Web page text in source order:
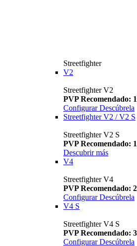
Streetfighter
V2
Streetfighter V2
PVP Recomendado:
Configurar Descúbrela
Streetfighter V2 / V2 S
Streetfighter V2 S
PVP Recomendado:
Descubrir más
V4
Streetfighter V4
PVP Recomendado:
Configurar Descúbrela
V4 S
Streetfighter V4 S
PVP Recomendado:
Configurar Descúbrela